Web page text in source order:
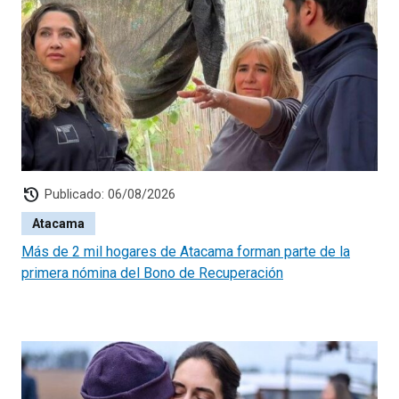
history Publicado: 06/08/2026
Atacama
Más de 2 mil hogares de Atacama forman parte de la
primera nómina del Bono de Recuperación